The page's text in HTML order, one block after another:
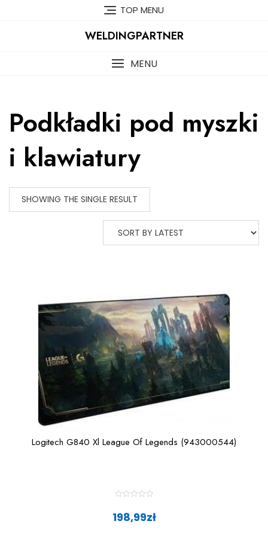
TOP MENU
WELDINGPARTNER
MENU
Podkładki pod myszki
i klawiatury
SHOWING THE SINGLE RESULT
Logitech G840 Xl League Of Legends (943000544)
198,99zł